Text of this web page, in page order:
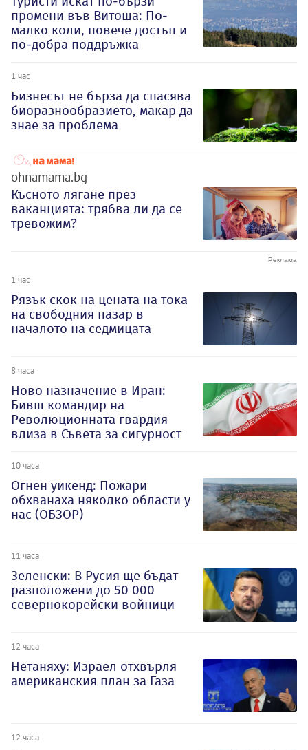
промени във Витоша: По-
малко коли, повече достъп и
по-добра поддръжка
1 час
Бизнесът не бърза да спасява
биоразнообразието, макар да
знае за проблема
ohnamama.bg
Късното лягане през
ваканцията: трябва ли да се
тревожим?
1 час
Рязък скок на цената на тока
на свободния пазар в
началото на седмицата
8 часа
Ново назначение в Иран:
Бивш командир на
Революционната гвардия
влиза в Съвета за сигурност
10 часа
Огнен уикенд: Пожари
обхванаха няколко области у
нас (ОБЗОР)
11 часа
Зеленски: В Русия ще бъдат
разположени до 50 000
севернокорейски войници
12 часа
Нетаняху: Израел отхвърля
американския план за Газа
12 часа